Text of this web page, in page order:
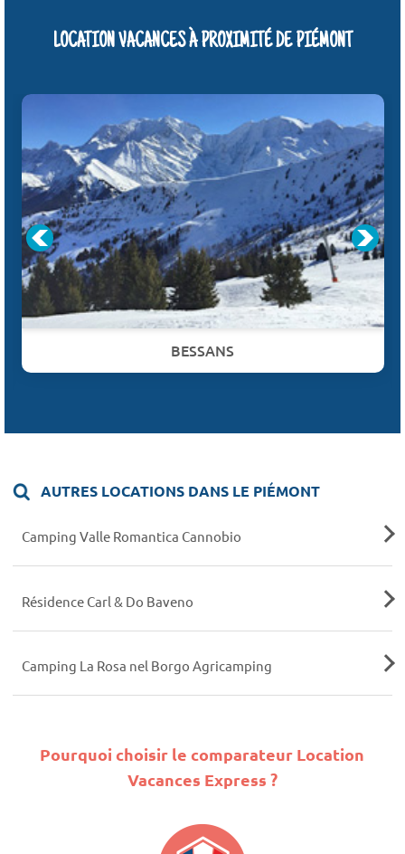
LOCATION VACANCES À PROXIMITÉ DE PIÉMONT
BESSANS
AUTRES LOCATIONS DANS LE PIÉMONT
Camping Valle Romantica Cannobio
Résidence Carl & Do Baveno
Camping La Rosa nel Borgo Agricamping
Pourquoi choisir le comparateur Location
Vacances Express ?